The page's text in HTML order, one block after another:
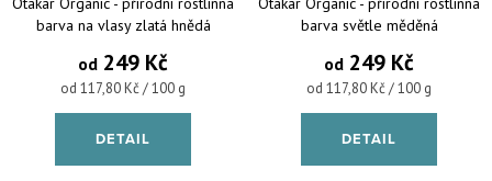
barva na vlasy zlatá hnědá
od 249 Kč
Měrná cena:
od 117,80 Kč / 100 g
DETAIL
barva světle měděná
od 249 Kč
Měrná cena:
od 117,80 Kč / 100 g
DETAIL